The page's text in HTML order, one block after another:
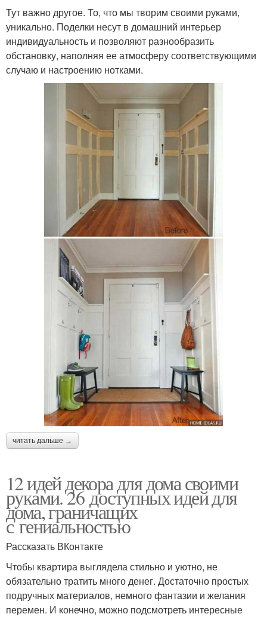
Тут важно другое. То, что мы творим своими руками,
уникально. Поделки несут в домашний интерьер
индивидуальность и позволяют разнообразить
обстановку, наполняя ее атмосферу соответствующими
случаю и настроению нотками.
читать дальше →
12 идей декора для дома своими
руками. 26 доступных идей для
дома, граничащих
с гениальностью
Рассказать ВКонтакте
Чтобы квартира выглядела стильно и уютно, не
обязательно тратить много денег. Достаточно простых
подручных материалов, немного фантазии и желания
перемен. И конечно, можно подсмотреть интересные